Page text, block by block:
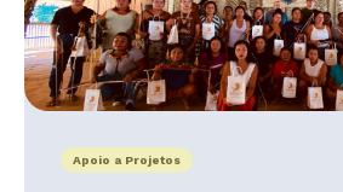
Apoio a Projetos